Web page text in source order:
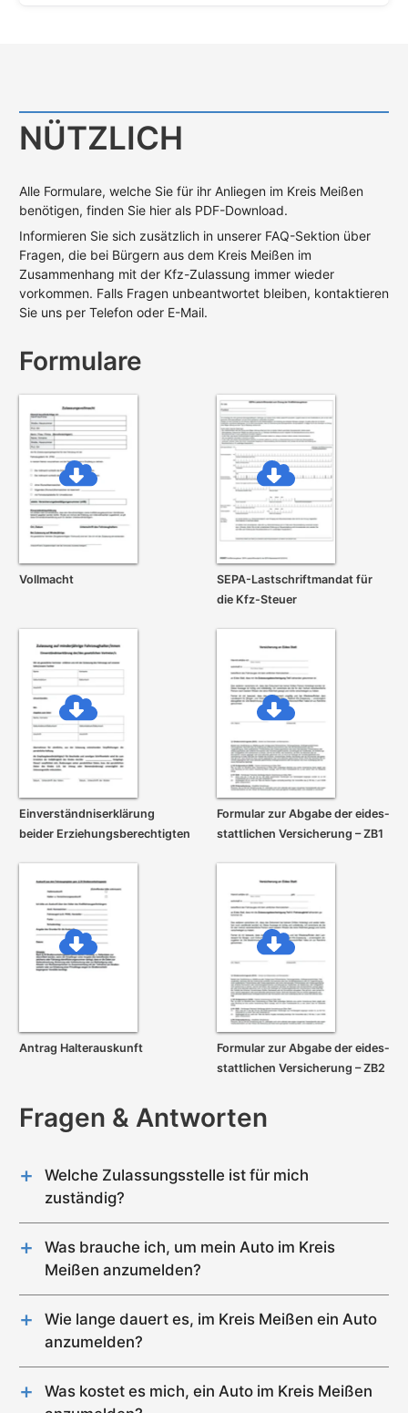
NÜTZLICH
Alle Formulare, welche Sie für ihr Anliegen im Kreis Meißen
benötigen, finden Sie hier als PDF-Download.
Informieren Sie sich zusätzlich in unserer FAQ-Sektion über
Fragen, die bei Bürgern aus dem Kreis Meißen im
Zusammenhang mit der Kfz-Zulassung immer wieder
vorkommen. Falls Fragen unbeantwortet bleiben, kontaktieren
Sie uns per Telefon oder E-Mail.
Formulare
Vollmacht
SEPA-Lastschrift­mandat für
die Kfz-Steuer
Einverständnis­erklärung
beider Erziehungs­berechtigten
Formular zur Abgabe der eides­
stattlichen Versicherung – ZB1
Antrag Halterauskunft
Formular zur Abgabe der eides­
stattlichen Versicherung – ZB2
Fragen & Antworten
Welche Zulassungsstelle ist für mich
zuständig?
Im Kreis Meißen gibt es genau 2 Zulassungsstellen
(Meißen, Riesa).
Solange ihr Hauptwohnsitz im
aufsuchen.
Was brauche ich, um mein Auto im Kreis
Meißen anzumelden?
Für die Zulassung eines Gebrauchtwagens im
Kreis Meißen wird Folgendes benötigt:
Nummernschild mit Wunschkennzeichen-
Reservierung
Terminreservierung bei der Zulassungsstelle Kreis
Meißen
Fahrzeug (Auto, Motorrad etc.)
Wie lange dauert es, im Kreis Meißen ein Auto
anzumelden?
Die Dauer zur Anmeldung eines Autos im Kreis
Meißen hängt primär von der Terminverfügbarkeit
der Zulassungsstellen ab. Die Wartezeit auf das
Was kostet es mich, ein Auto im Kreis Meißen